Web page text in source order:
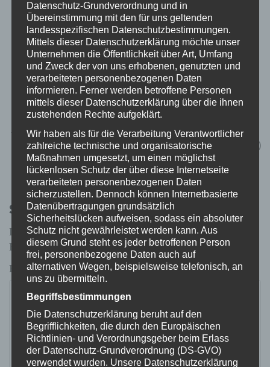
NDR: Reportage über einen Hof mit
rollstuhlfahrenden Hunden
Beitragsnavigation
← Pet Heroic Anti-Rutsch Socken
Hello Jack Hundeshampoo gegen Geruch (sensitiv)
Schreibe einen Kommentar
Deine E-Mail-Adresse wird nicht veröffentlicht.
Erforderliche Felder sind mit*markiert
Kommentar*
Datenschutz-Grundverordnung und in
Übereinstimmung mit den für uns geltenden
landesspezifischen Datenschutzbestimmungen.
Mittels dieser Datenschutzerklärung möchte unser
Unternehmen die Öffentlichkeit über Art, Umfang
und Zweck der von uns erhobenen, genutzten und
verarbeiteten personenbezogenen Daten
informieren. Ferner werden betroffene Personen
mittels dieser Datenschutzerklärung über die ihnen
zustehenden Rechte aufgeklärt.
Wir haben als für die Verarbeitung Verantwortlicher
zahlreiche technische und organisatorische
Maßnahmen umgesetzt, um einen möglichst
lückenlosen Schutz der über diese Internetseite
verarbeiteten personenbezogenen Daten
sicherzustellen. Dennoch können Internetbasierte
Datenübertragungen grundsätzlich
Sicherheitslücken aufweisen, sodass ein absoluter
Schutz nicht gewährleistet werden kann. Aus
diesem Grund steht es jeder betroffenen Person
frei, personenbezogene Daten auch auf
alternativen Wegen, beispielsweise telefonisch, an
uns zu übermitteln.
Begriffsbestimmungen
Die Datenschutzerklärung beruht auf den
Begrifflichkeiten, die durch den Europäischen
Richtlinien- und Verordnungsgeber beim Erlass
der Datenschutz-Grundverordnung (DS-GVO)
verwendet wurden. Unsere Datenschutzerklärung